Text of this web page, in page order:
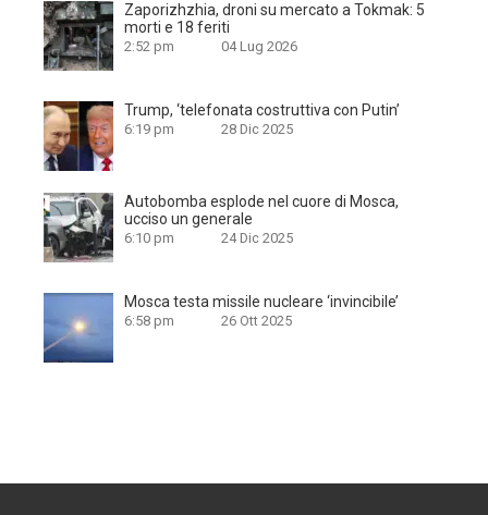
Zaporizhzhia, droni su mercato a Tokmak: 5
morti e 18 feriti
2:52 pm 04 Lug 2026
Trump, ‘telefonata costruttiva con Putin’
6:19 pm 28 Dic 2025
Autobomba esplode nel cuore di Mosca,
ucciso un generale
6:10 pm 24 Dic 2025
Mosca testa missile nucleare ‘invincibile’
6:58 pm 26 Ott 2025